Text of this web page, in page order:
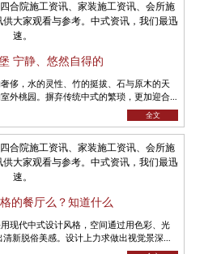
宁静、悠然自得的
侈，水的灵性、竹的挺拔、石与原木的天
外桃园。摒弃传统中式的繁琐，更加迎合
全文
的餐厅么？知道什么
现代中式设计风格，空间通过用色彩、光
新脱俗美感。设计上力求做出视觉景深的